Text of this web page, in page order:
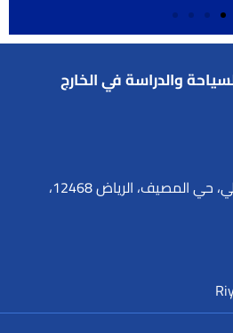
والدراسة في الخارج
2919 الطريق الدائري الشمالي، حي المصيف، الرياض 12468،